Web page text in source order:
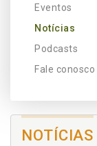
Eventos
Notícias
Podcasts
Fale conosco
NOTÍCIAS